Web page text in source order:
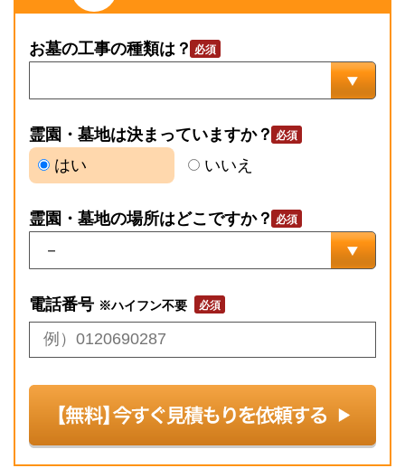
お墓の工事の種類は？
霊園・墓地は決まっていますか？
はい
いいえ
霊園・墓地の場所はどこですか？
電話番号 ※ハイフン不要